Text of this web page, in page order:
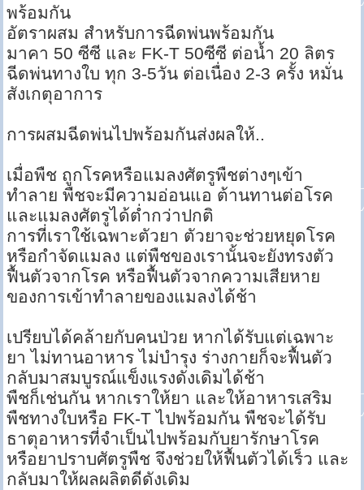
พร้อมกัน
อัตราผสม สำหรับการฉีดพ่นพร้อมกัน
มาคา 50 ซีซี และ FK-T 50ซีซี ต่อน้ำ 20 ลิตร
ฉีดพ่นทางใบ ทุก 3-5วัน ต่อเนื่อง 2-3 ครั้ง หมั่น
สังเกตุอาการ
การผสมฉีดพ่นไปพร้อมกันส่งผลให้..
เมื่อพืช ถูกโรคหรือแมลงศัตรูพืชต่างๆเข้า
ทำลาย พืชจะมีความอ่อนแอ ต้านทานต่อโรค
และแมลงศัตรูได้ต่ำกว่าปกติ
การที่เราใช้เฉพาะตัวยา ตัวยาจะช่วยหยุดโรค
หรือกำจัดแมลง แต่พืชของเรานั้นจะยังทรงตัว
ฟื้นตัวจากโรค หรือฟื้นตัวจากความเสียหาย
ของการเข้าทำลายของแมลงได้ช้า
เปรียบได้คล้ายกับคนป่วย หากได้รับแต่เฉพาะ
ยา ไม่ทานอาหาร ไม่บำรุง ร่างกายก็จะฟื้นตัว
กลับมาสมบูรณ์แข็งแรงดังเดิมได้ช้า
พืชก็เช่นกัน หากเราให้ยา และให้อาหารเสริม
พืชทางใบหรือ FK-T ไปพร้อมกัน พืชจะได้รับ
ธาตุอาหารที่จำเป็นไปพร้อมกับยารักษาโรค
หรือยาปราบศัตรูพืช จึงช่วยให้ฟื้นตัวได้เร็ว และ
กลับมาให้ผลผลิตดีดังเดิม